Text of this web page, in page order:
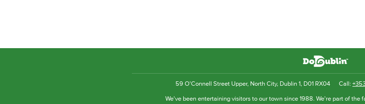
59 O'Connell Street Upper, North City, Dublin 1, D01 RX04 Call:
We've been entertaining visitors to our town since 1988. We're part of the